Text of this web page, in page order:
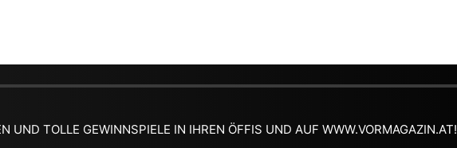
UND TOLLE GEWINNSPIELE IN IHREN ÖFFIS UND AUF WWW.VORMAGAZIN.AT!